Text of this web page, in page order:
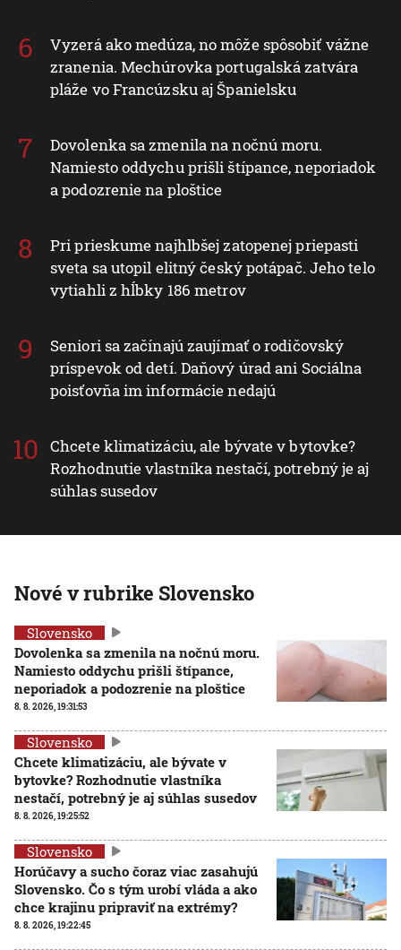
Vyzerá ako medúza, no môže spôsobiť vážne
zranenia. Mechúrovka portugalská zatvára
pláže vo Francúzsku aj Španielsku
Dovolenka sa zmenila na nočnú moru.
Namiesto oddychu prišli štípance, neporiadok
a podozrenie na ploštice
Pri prieskume najhlbšej zatopenej priepasti
sveta sa utopil elitný český potápač. Jeho telo
vytiahli z hĺbky 186 metrov
Seniori sa začínajú zaujímať o rodičovský
príspevok od detí. Daňový úrad ani Sociálna
poisťovňa im informácie nedajú
Chcete klimatizáciu, ale bývate v bytovke?
Rozhodnutie vlastníka nestačí, potrebný je aj
súhlas susedov
Nové v rubrike Slovensko
Slovensko
Dovolenka sa zmenila na nočnú moru.
Namiesto oddychu prišli štípance,
neporiadok a podozrenie na ploštice
8. 8. 2026, 19:31:53
Slovensko
Chcete klimatizáciu, ale bývate v
bytovke? Rozhodnutie vlastníka
nestačí, potrebný je aj súhlas susedov
8. 8. 2026, 19:25:52
Slovensko
Horúčavy a sucho čoraz viac zasahujú
Slovensko. Čo s tým urobí vláda a ako
chce krajinu pripraviť na extrémy?
8. 8. 2026, 19:22:45